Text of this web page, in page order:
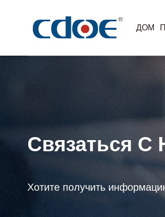
ДОМ
Продукты
Новости
Обслуживание и Поддержка
Связаться с нами
Дом>Связаться с нами
Связаться С
Хотите получить